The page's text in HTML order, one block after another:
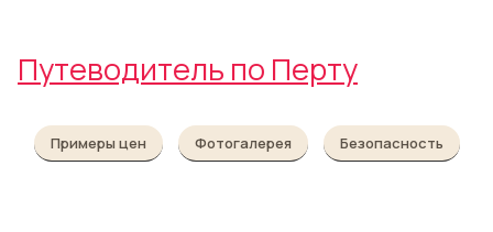
Путеводитель по Перту
Примеры цен Фотогалерея Безопасность